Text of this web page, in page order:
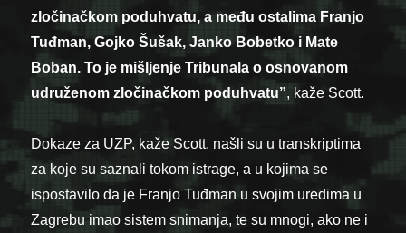
zločinačkom poduhvatu, a među ostalima Franjo
Tuđman, Gojko Šušak, Janko Bobetko i Mate
Boban. To je mišljenje Tribunala o osnovanom
udruženom zločinačkom poduhvatu”, kaže Scott.
Dokaze za UZP, kaže Scott, našli su u transkriptima
za koje su saznali tokom istrage, a u kojima se
ispostavilo da je Franjo Tuđman u svojim uredima u
Zagrebu imao sistem snimanja, te su mnogi, ako ne i